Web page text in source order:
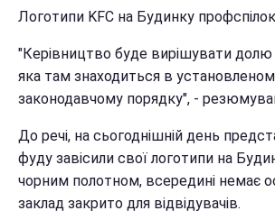
Логотипи KFC на Будинку
"Керівництво буде вирішувати долю
яка там знаходиться в
законодавчому порядку", -
До речі, на сьогоднішній день
фуду завісили свої логотипи на
чорним полотном, всередині немає
заклад закрито для відвідувачів.